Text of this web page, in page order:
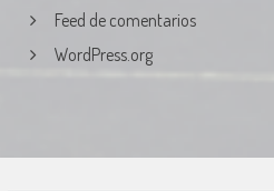
Feed de comentarios
WordPress.org